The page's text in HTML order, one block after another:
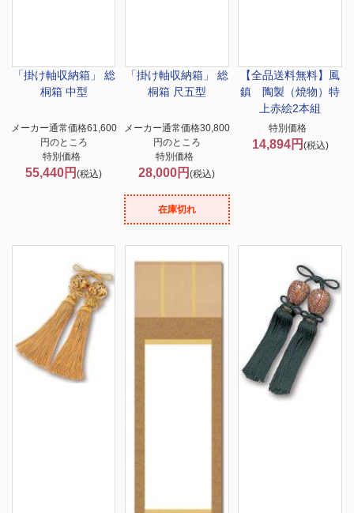
「掛け軸収納箱」 総
桐箱 中型
メーカー通常価格61,600
円のところ
特別価格
55,440円(税込)
「掛け軸収納箱」 総
桐箱 尺五型
メーカー通常価格30,800
円のところ
特別価格
28,000円(税込)
在庫切れ
【全品送料無料】 風
鎮 陶製（焼物）特
上赤絵2本組
特別価格
14,894円 (税込)